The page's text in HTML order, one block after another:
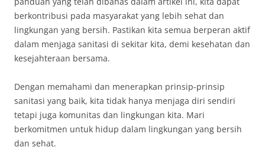
berkontribusi pada masyarakat yang lebih sehat dan
lingkungan yang bersih. Pastikan kita semua berperan aktif
dalam menjaga sanitasi di sekitar kita, demi kesehatan dan
kesejahteraan bersama.
Dengan memahami dan menerapkan prinsip-prinsip
sanitasi yang baik, kita tidak hanya menjaga diri sendiri
tetapi juga komunitas dan lingkungan kita. Mari
berkomitmen untuk hidup dalam lingkungan yang bersih
dan sehat.